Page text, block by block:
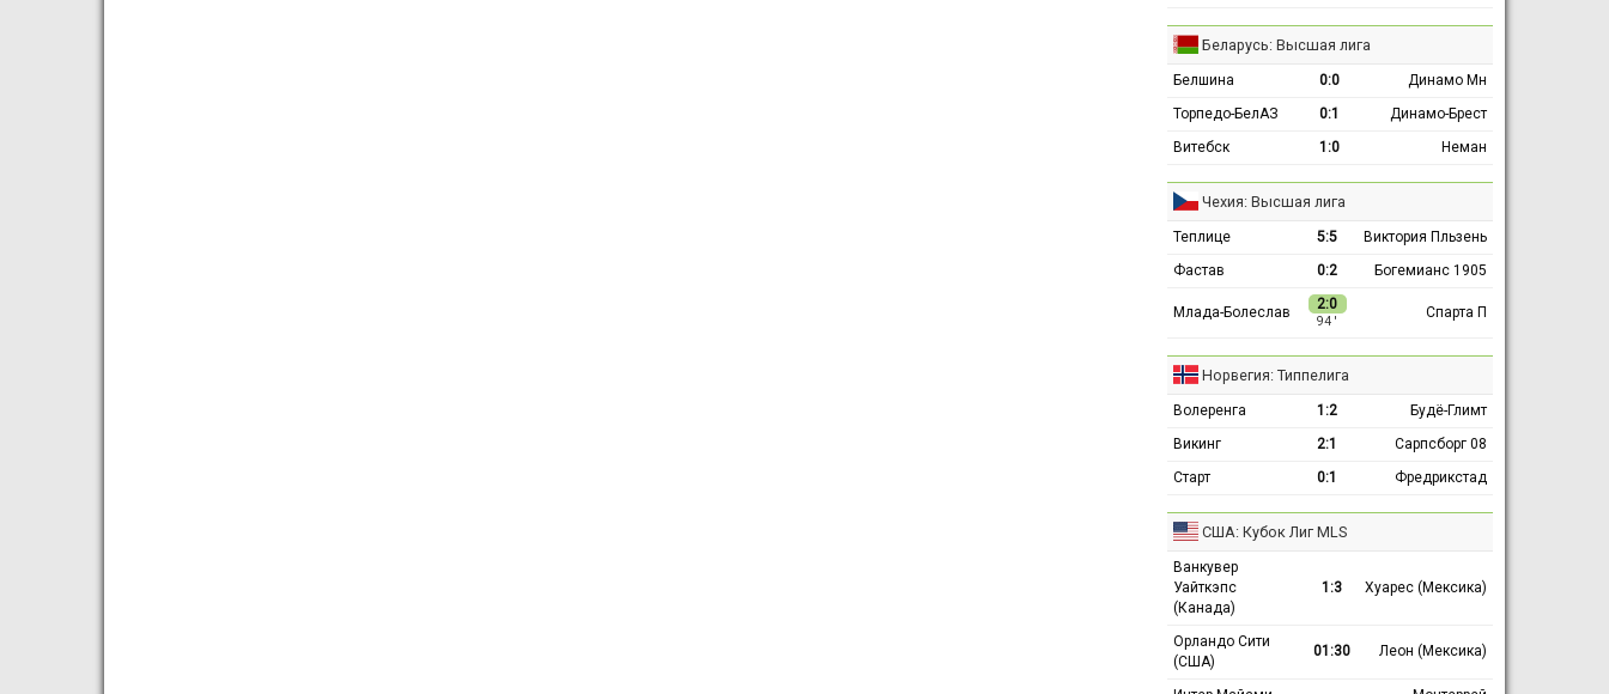
Беларусь: Высшая лига
Белшина 0:0
Динамо Мн
Торпедо-БелАЗ
0:1
Динамо-Брест
Витебск
1:0 Неман
Чехия: Высшая лига
Теплице 5:5
Виктория Пльзень
Фастав
0:2 Богемианс 1905
Млада-Болеслав 2:0
94 ′
Спарта П
Норвегия: Типпелига
Волеренга 1:2
Будё-Глимт
Викинг
2:1
Сарпсборг 08
Старт
0:1 Фредрикстад
США: Кубок Лиг MLS
Ванкувер
Уайткэпс
(Канада)
1:3 Хуарес (Мексика)
Орландо Сити
(США)
01:30 Леон (Мексика)